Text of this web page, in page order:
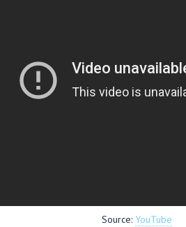
Source: YouTube